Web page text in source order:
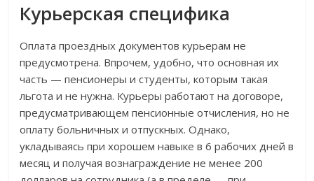
Курьерская специфика
Оплата проездных документов курьерам не
предусмотрена. Впрочем, удобно, что основная их
часть — пенсионеры и студенты, которым такая
льгота и не нужна. Курьеры работают на договоре,
предусматривающем пенсионные отчисления, но не
оплату больничных и отпускных. Однако,
укладываясь при хорошем навыке в 6 рабочих дней в
месяц и получая вознаграждение не менее 200